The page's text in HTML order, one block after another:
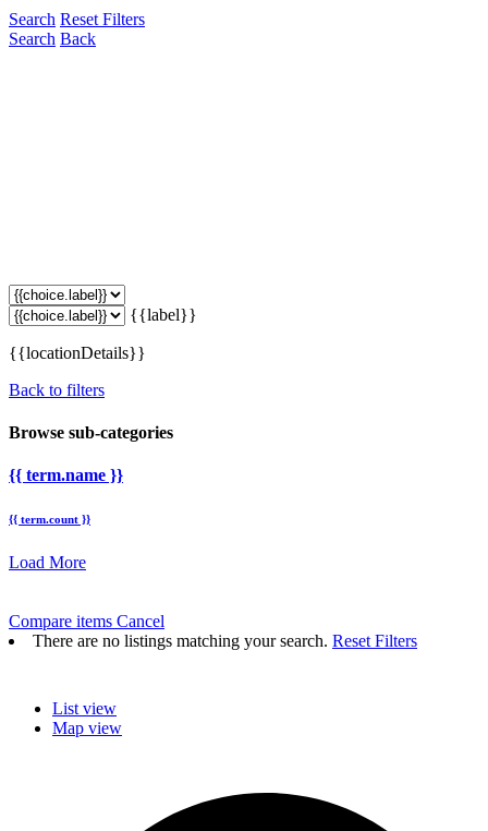
Search Reset Filters
Search Back
{{label}}
{{locationDetails}}
Back to filters
Browse sub-categories
{{ term.name }}
{{ term.count }}
Load More
Compare items Cancel
There are no listings matching your search. Reset Filters
List view
Map view